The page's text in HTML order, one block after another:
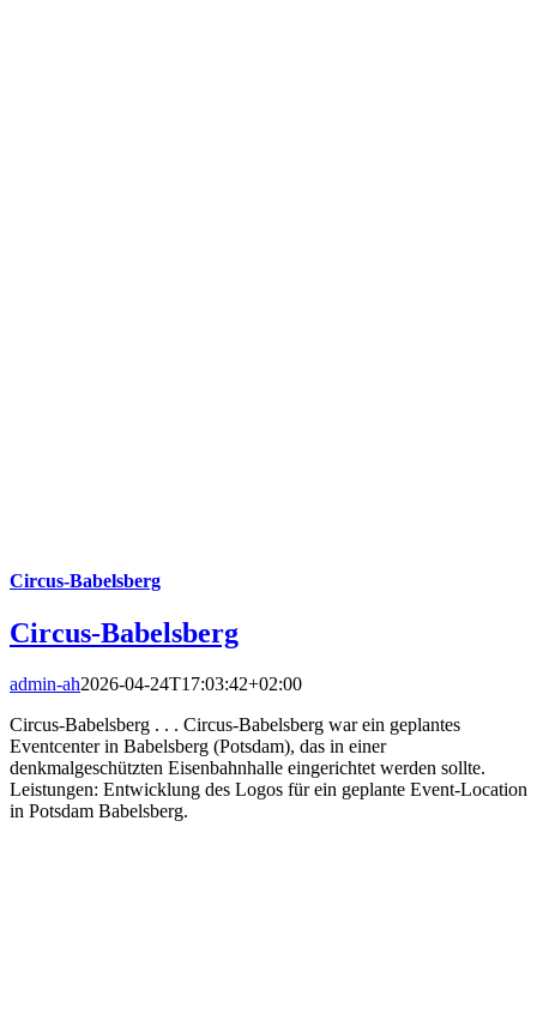
Circus-Babelsberg
Circus-Babelsberg
admin-ah2026-04-24T17:03:42+02:00
Circus-Babelsberg . . . Circus-Babelsberg war ein geplantes
Eventcenter in Babelsberg (Potsdam), das in einer
denkmalgeschützten Eisenbahnhalle eingerichtet werden sollte.
Leistungen: Entwicklung des Logos für ein geplante Event-Location
in Potsdam Babelsberg.